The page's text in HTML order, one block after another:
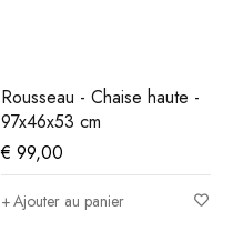
Rousseau - Chaise haute -
97x46x53 cm
€ 99,00
Ajouter au panier